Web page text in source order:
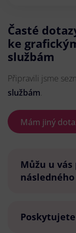
Časté
ke
službám
Připravili jsme
službám.
Mám jiný
Můžu u